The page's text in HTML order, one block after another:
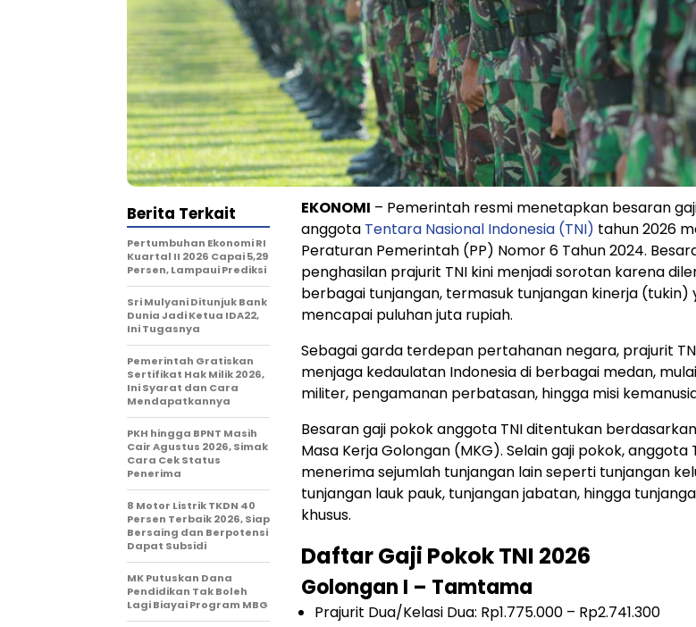
EKONOMI – Pemerintah resmi menetapkan besaran
anggota Tentara Nasional Indonesia (TNI) tahun 2026
Peraturan Pemerintah (PP) Nomor 6 Tahun 2024.
penghasilan prajurit TNI kini menjadi sorotan karena
berbagai tunjangan, termasuk tunjangan kinerja (tukin)
mencapai puluhan juta rupiah.
Sebagai garda terdepan pertahanan negara, prajurit
menjaga kedaulatan Indonesia di berbagai medan,
militer, pengamanan perbatasan, hingga misi
Besaran gaji pokok anggota TNI ditentukan
Masa Kerja Golongan (MKG). Selain gaji pokok, anggota
menerima sejumlah tunjangan lain seperti tunjangan
tunjangan lauk pauk, tunjangan jabatan, hingga
khusus.
Daftar Gaji Pokok TNI 2026
Golongan I – Tamtama
Prajurit Dua/Kelasi Dua: Rp1.775.000 – Rp2.741.300
Berita Terkait
Pertumbuhan Ekonomi RI
Kuartal II 2026 Capai 5,29
Persen, Lampaui Prediksi
Sri Mulyani Ditunjuk Bank
Dunia Jadi Ketua IDA22,
Ini Tugasnya
Pemerintah Gratiskan
Sertifikat Hak Milik 2026,
Ini Syarat dan Cara
Mendapatkannya
PKH hingga BPNT Masih
Cair Agustus 2026, Simak
Cara Cek Status
Penerima
8 Motor Listrik TKDN 40
Persen Terbaik 2026, Siap
Bersaing dan Berpotensi
Dapat Subsidi
MK Putuskan Dana
Pendidikan Tak Boleh
Lagi Biayai Program MBG